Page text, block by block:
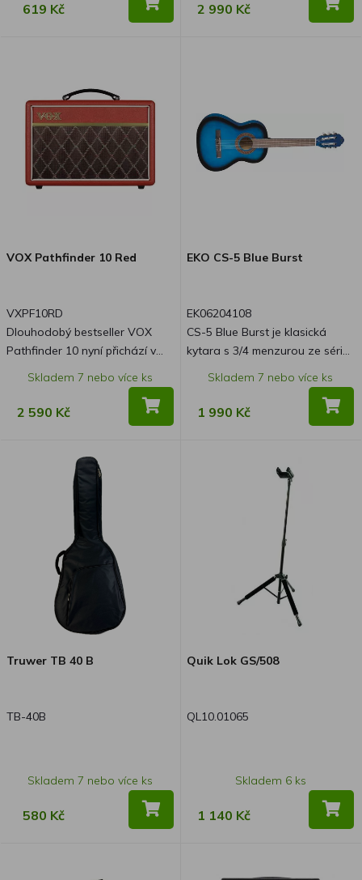
619 Kč 2 990 Kč
VOX Pathfinder 10 Red
VXPF10RD
Dlouhodobý bestseller VOX
Pathfinder 10 nyní přichází v
decentnější vzhled a
zachovává ikonický design
Skladem 7 nebo více ks
2 590 Kč
EKO CS-5 Blue Burst
EK06204108
CS-5 Blue Burst je klasická
kytara s 3/4 menzurou ze série
vybavena vrchní deskou z
dřeva Agathis, zadní deskou a
rozměrům je ideálním nástrojem
pro děti, dodává se s lehkým
měkkým pouzdrem a je za
vynikajícím poměrem ceny a
výkonu je prostředkem, který
usnadňuje první fáze učení. Je k
dispozici v barvách Natural,
Sunburst a Blue Burst.
Skladem 7 nebo více ks
1 990 Kč
Truwer TB 40 B
TB-40B
Skladem 7 nebo více ks
580 Kč
Quik Lok GS/508
QL10.01065
Skladem 6 ks
1 140 Kč